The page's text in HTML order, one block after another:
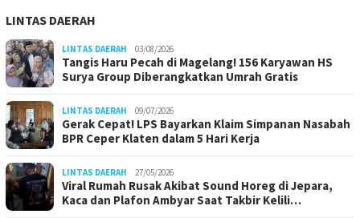
LINTAS DAERAH
LINTAS DAERAH 03/08/2026
Tangis Haru Pecah di Magelang! 156 Karyawan HS
Surya Group Diberangkatkan Umrah Gratis
LINTAS DAERAH 09/07/2026
Gerak Cepat! LPS Bayarkan Klaim Simpanan Nasabah
BPR Ceper Klaten dalam 5 Hari Kerja
LINTAS DAERAH 27/05/2026
Viral Rumah Rusak Akibat Sound Horeg di Jepara,
Kaca dan Plafon Ambyar Saat Takbir Kelili…